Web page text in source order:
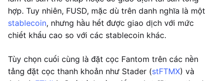
hợp. Tuy nhiên, FUSD, mặc dù trên danh nghĩa là một
stablecoin, nhưng hầu hết được giao dịch với mức
chiết khấu cao so với các stablecoin khác.
Tùy chọn cuối cùng là đặt cọc Fantom trên các nền
tảng đặt cọc thanh khoản như Stader (stFTMX) và